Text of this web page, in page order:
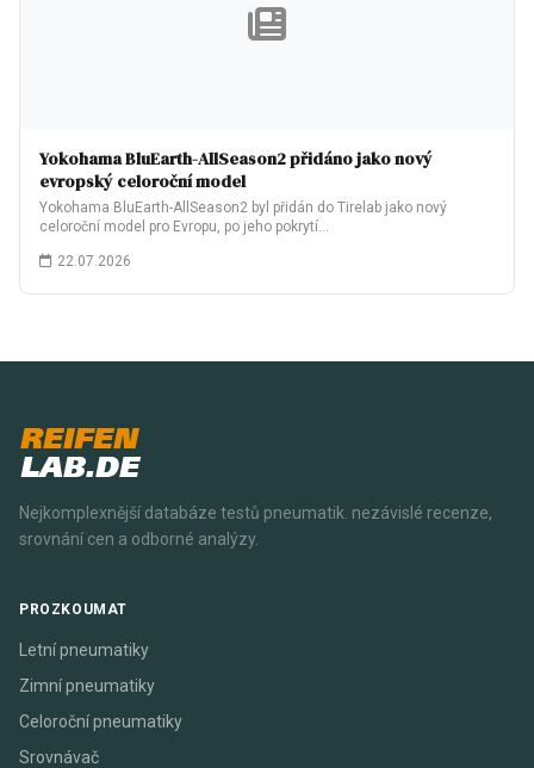
Yokohama BluEarth-AllSeason2 přidáno jako nový
evropský celoroční model
Yokohama BluEarth-AllSeason2 byl přidán do Tirelab jako nový
celoroční model pro Evropu, po jeho pokrytí…
22.07.2026
REIFEN
LAB.DE
Nejkomplexnější databáze testů pneumatik. nezávislé recenze,
srovnání cen a odborné analýzy.
PROZKOUMAT
Letní pneumatiky
Zimní pneumatiky
Celoroční pneumatiky
Srovnávač